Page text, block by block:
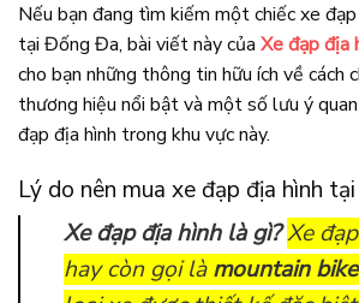
Nếu bạn đang tìm kiếm một chiếc xe
tại Đống Đa, bài viết này của Xe đạp địa
cho bạn những thông tin hữu ích về cách
thương hiệu nổi bật và một số lưu ý
đạp địa hình trong khu vực này.
Lý do nên mua xe đạp địa hình
Xe đạp địa hình là gì?Xe
hay còn gọi làmountain bike